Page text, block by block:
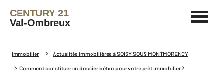
CENTURY 21
Val-Ombreux
Immobilier Actualités immobilières à SOISY SOUS MONTMORENCY
Comment constituer un dossier béton pour votre prêt immobilier ?